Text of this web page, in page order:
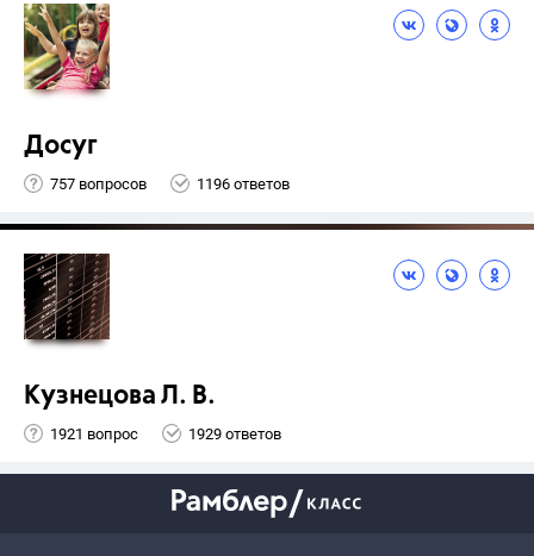
Досуг
757 вопросов 1196 ответов
Кузнецова Л. В.
1921 вопрос 1929 ответов